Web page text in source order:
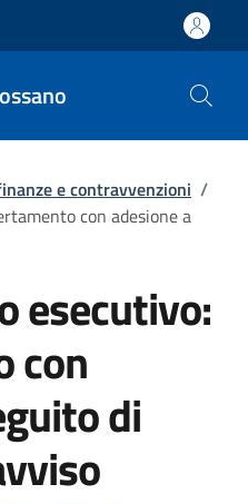
e contravvenzioni /
con adesione a
esecutivo:
con
di